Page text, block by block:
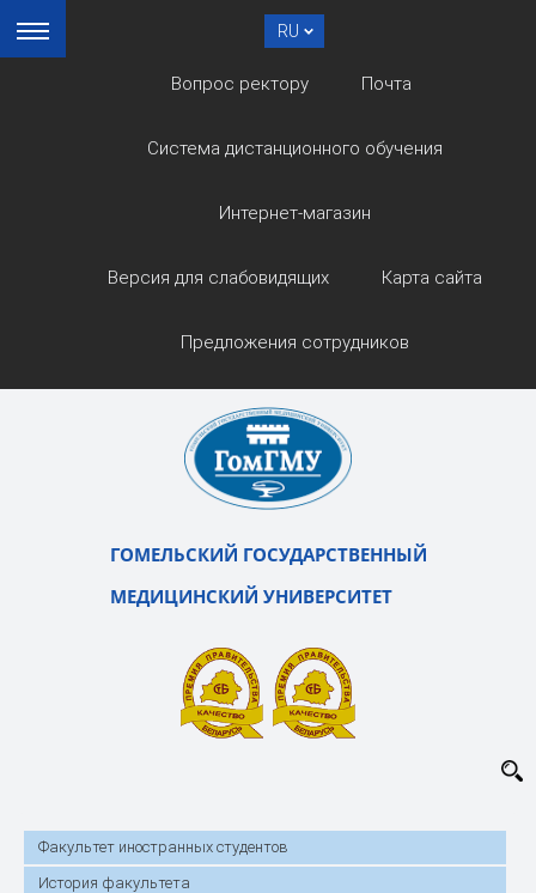
RU
Вопрос ректору Почта
Система дистанционного обучения
Интернет-магазин
Версия для слабовидящих Карта сайта
Предложения сотрудников
ГОМЕЛЬСКИЙ ГОСУДАРСТВЕННЫЙ
МЕДИЦИНСКИЙ УНИВЕРСИТЕТ
Факультет иностранных студентов
История факультета